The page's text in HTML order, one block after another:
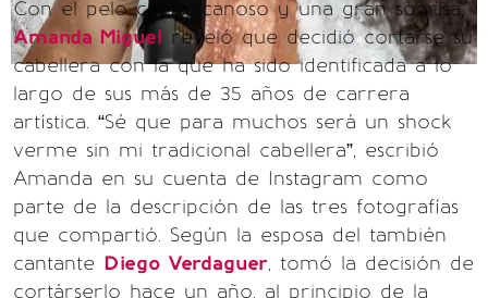
Con el pelo corto, canoso y una gran sonrisa,
Amanda Miguel reveló que decidió cortarse su
cabellera con la que ha sido identificada a lo
largo de sus más de 35 años de carrera
artística. “Sé que para muchos será un shock
verme sin mi tradicional cabellera”, escribió
Amanda en su cuenta de Instagram como
parte de la descripción de las tres fotografías
que compartió. Según la esposa del también
cantante Diego Verdaguer, tomó la decisión de
cortárserlo hace un año, al principio de la